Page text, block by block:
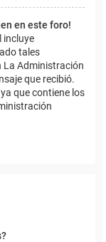
en este foro!
incluye
tales
La Administración
que recibió.
que contiene los